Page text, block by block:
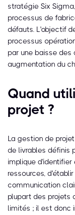
stratégie Six
processus de
défauts. L'objectif
processus
par une baisse des
augmentation du
Quand
projet ?
La gestion de
de livrables définis
implique
ressources,
communication
plupart des projets
limités ; il est donc